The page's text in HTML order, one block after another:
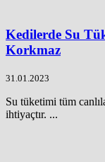
Kedilerde Su
Korkmaz
31.01.2023
Su tüketimi tüm
ihtiyaçtır. ...